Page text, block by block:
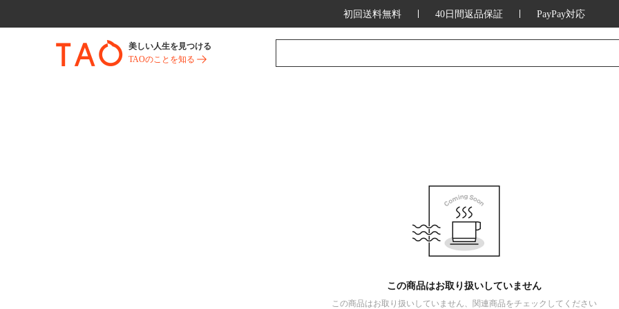
初回送料無料 40日間返品保証 PayPay対応
美しい人生を見つける
TAOのことを知る
この商品はお取り扱いしていません
この商品はお取り扱いしていません、関連商品をチェックしてください